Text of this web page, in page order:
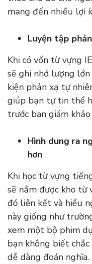
mang đến nhiều lợi
Luyện tập
Khi có vốn từ vựng
sẽ ghi nhớ lượng
kiện phản xạ tự
giúp bạn tự tin thể
trước ban giám
Hình dung ra
hơn
Khi học từ vựng
sẽ nắm được kho
đó liên kết và hiểu
này giống như
xem một bộ phim
bạn không biết
dễ dàng đoán